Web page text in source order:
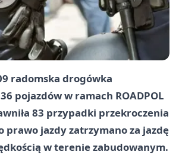
radomska drogówka
pojazdów w ramach ROADPOL
83 przypadki przekroczenia
prawo jazdy zatrzymano za jazdę
w terenie zabudowanym.